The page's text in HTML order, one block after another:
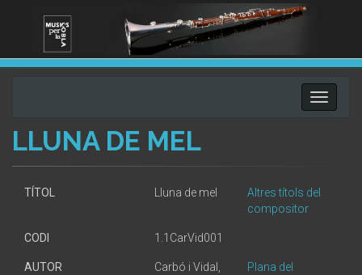
Toggle
LLUNA DE MEL
TÍTOL Lluna de mel
Altres títols del
compositor
CODI 1.1CarVid001
AUTOR
Carbó i Vidal,
Plana del